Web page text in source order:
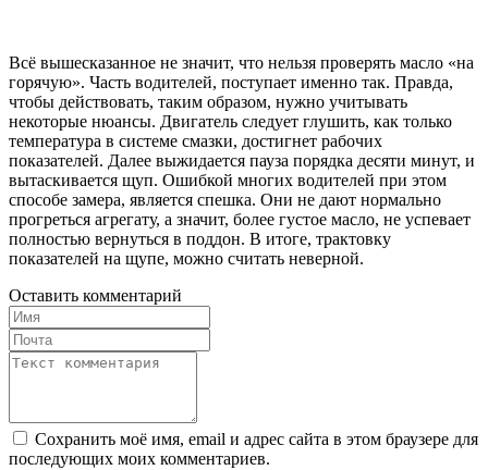
Всё вышесказанное не значит, что нельзя проверять масло «на
горячую». Часть водителей, поступает именно так. Правда,
чтобы действовать, таким образом, нужно учитывать
некоторые нюансы. Двигатель следует глушить, как только
температура в системе смазки, достигнет рабочих
показателей. Далее выжидается пауза порядка десяти минут, и
вытаскивается щуп. Ошибкой многих водителей при этом
способе замера, является спешка. Они не дают нормально
прогреться агрегату, а значит, более густое масло, не успевает
полностью вернуться в поддон. В итоге, трактовку
показателей на щупе, можно считать неверной.
Оставить комментарий
Сохранить моё имя, email и адрес сайта в этом браузере для
последующих моих комментариев.